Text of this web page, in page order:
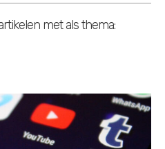
met als thema: